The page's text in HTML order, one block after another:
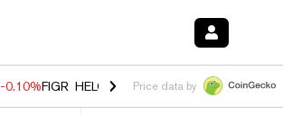
-0.10%FIGR_HELOC $1.035 -1.20%HYPE
Price data by